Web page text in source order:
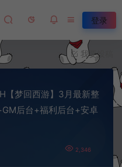
登录
我要投稿
【梦回西游】3月最新整
后台+福利后台+安卓
2,346